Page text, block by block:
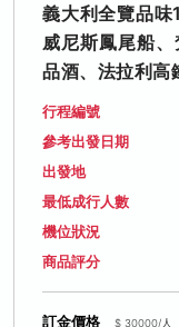
義大利全覽品味
威尼斯鳳尾船
品酒、法拉利高
行程編號
參考出發日期
出發地
最低成行人數
機位狀況
商品評分
訂金價格 $ 30000/人